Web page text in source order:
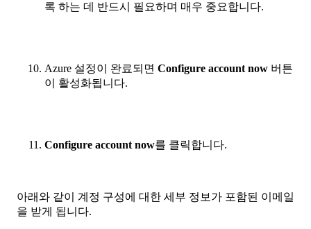
록 하는 데 반드시 필요하며 매우 중요합니다.
Azure 설정이 완료되면 Configure account now 버튼
이 활성화됩니다.
Configure account now를 클릭합니다.
아래와 같이 계정 구성에 대한 세부 정보가 포함된 이메일
을 받게 됩니다.